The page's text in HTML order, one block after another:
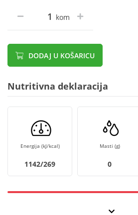
kom
DODAJ U KOŠARICU
Nutritivna deklaracija
Energija (kJ/kcal)
1142/269
Masti (g)
0